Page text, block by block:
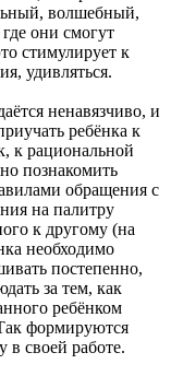
волшебный,
они смогут
стимулирует к
удивляться.
ненавязчиво, и
ребёнка к
к рациональной
познакомить
обращения с
на палитру
к другому (на
необходимо
постепенно,
за тем, как
ребёнком
формируются
в своей работе.